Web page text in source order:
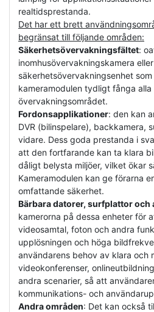
realtidsprestanda.
Det har ett brett
begränsat till följande områden:
Säkerhetsövervakningsfältet:
inomhusövervakningskamera
säkerhetsövervakningsenhet
kameramodulen tydligt fånga
övervakningsområdet.
Fordonsapplikationer: den kan
DVR (bilinspelare), backkamera,
vidare. Dess goda prestanda i
att den fortfarande kan ta klara
dåligt belysta miljöer, vilket ökar
Kameramodulen kan ge förarna
omfattande säkerhet.
Bärbara datorer, surfplattor och
kamerorna på dessa enheter för
videosamtal, foton och andra
upplösningen och höga
användarens behov av klara och
videokonferenser,
andra scenarier, så att
kommunikations- och
Andra områden: Det kan också